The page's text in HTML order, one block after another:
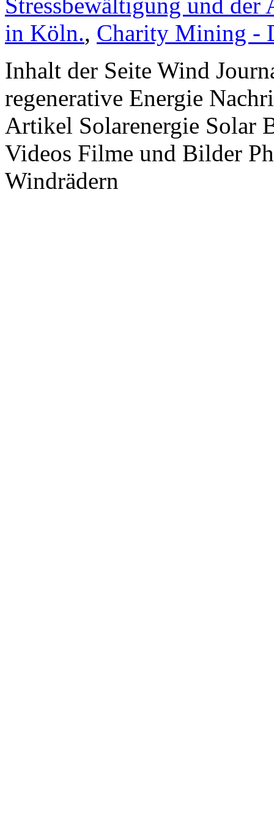
in Köln., Charity Mining -
Inhalt der Seite Wind
regenerative Energie
Artikel Solarenergie Solar
Videos Filme und Bilder
Windrädern